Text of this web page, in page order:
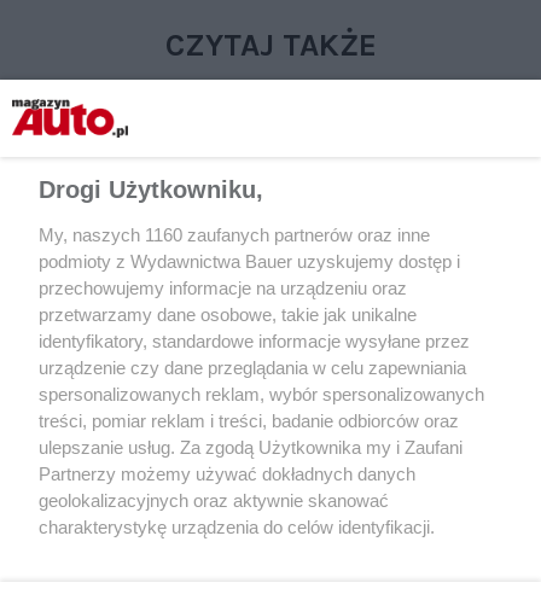
CZYTAJ TAKŻE
AKTUALNOŚCI
Pandemia koronawirusa a plany
zakupu samochodów
AKTUALNOŚCI
W pandemii rzadziej
autobusami,
częściej własnym
Drogi Użytkowniku,
My, naszych 1160 zaufanych partnerów oraz inne
podmioty z Wydawnictwa Bauer uzyskujemy dostęp i
przechowujemy informacje na urządzeniu oraz
przetwarzamy dane osobowe, takie jak unikalne
identyfikatory, standardowe informacje wysyłane przez
urządzenie czy dane przeglądania w celu zapewniania
spersonalizowanych reklam, wybór spersonalizowanych
treści, pomiar reklam i treści, badanie odbiorców oraz
ulepszanie usług. Za zgodą Użytkownika my i Zaufani
Partnerzy możemy używać dokładnych danych
geolokalizacyjnych oraz aktywnie skanować
charakterystykę urządzenia do celów identyfikacji.